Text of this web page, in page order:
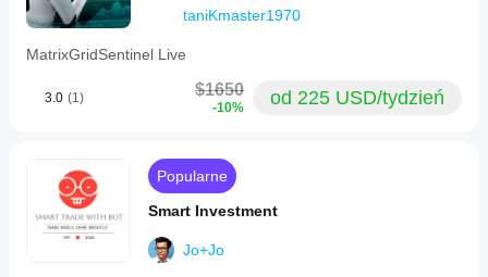
taniKmaster1970
MatrixGridSentinel Live
3.0 (1) $1650
-10% od 225 USD/tydzień
Popularne
Smart Investment
Jo+Jo